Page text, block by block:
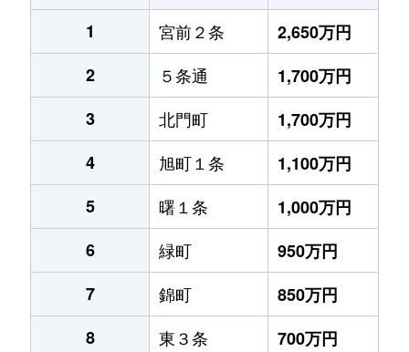
1
宮前２条
2,650万円
2
５条通
1,700万円
3
北門町
1,700万円
4
旭町１条
1,100万円
5
曙１条
1,000万円
6
緑町
950万円
7
錦町
850万円
8
東３条
700万円